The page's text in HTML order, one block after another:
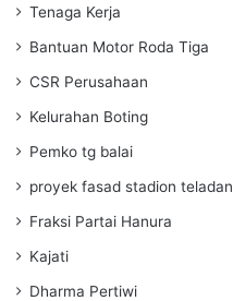
Tenaga Kerja
Bantuan Motor Roda Tiga
CSR Perusahaan
Kelurahan Boting
Pemko tg balai
proyek fasad stadion teladan
Fraksi Partai Hanura
Kajati
Dharma Pertiwi